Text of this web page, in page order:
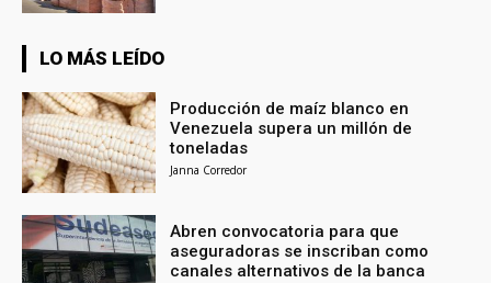
LO MÁS LEÍDO
Producción de maíz blanco en
Venezuela supera un millón de
toneladas
Janna Corredor
Abren convocatoria para que
aseguradoras se inscriban como
canales alternativos de la banca